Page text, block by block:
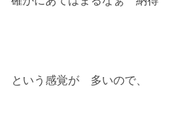
という感覚が 多いので、